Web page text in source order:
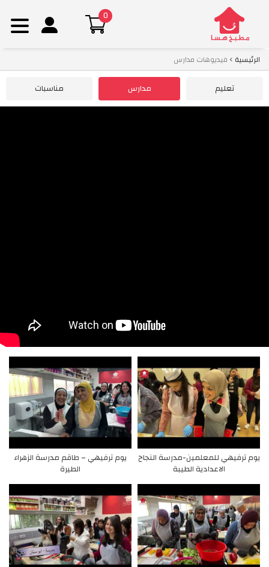
Skipالرئيسية فيديوهات مدارس
تعليم مدارس مناسبات
يوم ترفيهي للمعلمين-مدرسة النجاح
الاعدادية الطيبة
يوم ترفيهي – طاقم مدرسة الزهراء
الطيرة
0